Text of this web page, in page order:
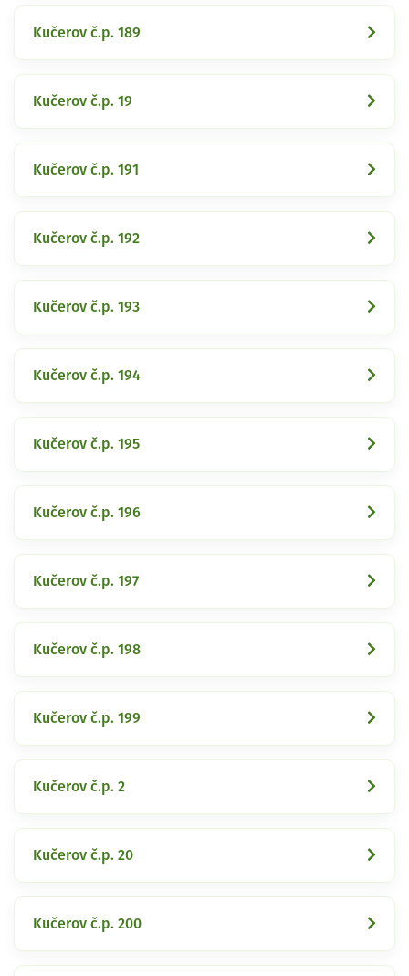
Kučerov č.p. 189
Kučerov č.p. 19
Kučerov č.p. 191
Kučerov č.p. 192
Kučerov č.p. 193
Kučerov č.p. 194
Kučerov č.p. 195
Kučerov č.p. 196
Kučerov č.p. 197
Kučerov č.p. 198
Kučerov č.p. 199
Kučerov č.p. 2
Kučerov č.p. 20
Kučerov č.p. 200